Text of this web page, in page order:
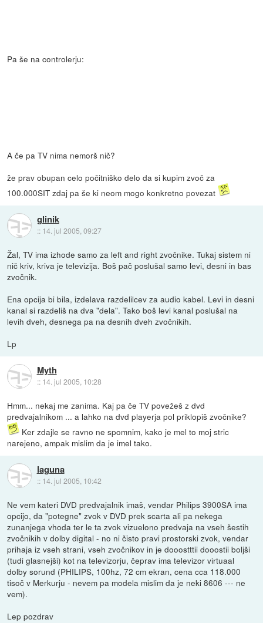
Pa še na controlerju:
A če pa TV nima nemorš nič?
že prav obupan celo počitniško delo da si kupim zvoč za
100.000SIT zdaj pa še ki neom mogo konkretno povezat
glinik
:: 14. jul 2005, 09:27
Žal, TV ima izhode samo za left and right zvočnike. Tukaj sistem ni
nič kriv, kriva je televizija. Boš pač poslušal samo levi, desni in bas
zvočnik.
Ena opcija bi bila, izdelava razdelilcev za audio kabel. Levi in desni
kanal si razdeliš na dva "dela". Tako boš levi kanal poslušal na
levih dveh, desnega pa na desnih dveh zvočnikih.
Lp
Myth
:: 14. jul 2005, 10:28
Hmm... nekaj me zanima. Kaj pa če TV povežeš z dvd
predvajalnikom ... a lahko na dvd playerja pol priklopiš zvočnike?
Ker zdajle se ravno ne spomnim, kako je mel to moj stric
narejeno, ampak mislim da je imel tako.
laguna
:: 14. jul 2005, 10:42
Ne vem kateri DVD predvajalnik imaš, vendar Philips 3900SA ima
opcijo, da "potegne" zvok v DVD prek scarta ali pa nekega
zunanjega vhoda ter le ta zvok vizuelono predvaja na vseh šestih
zvočnikih v dolby digital - no ni čisto pravi prostorski zvok, vendar
prihaja iz vseh strani, vseh zvočnikov in je dooostttii dooostii boljši
(tudi glasnejši) kot na televizorju, čeprav ima televizor virtuaal
dolby sorund (PHILIPS, 100hz, 72 cm ekran, cena cca 118.000
tisoč v Merkurju - nevem pa modela mislim da je neki 8606 --- ne
vem).
Lep pozdrav